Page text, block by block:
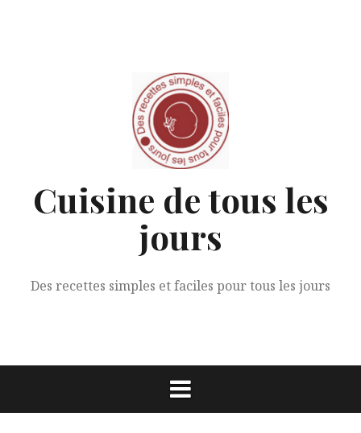
Cuisine de tous les
jours
Des recettes simples et faciles pour tous les jours